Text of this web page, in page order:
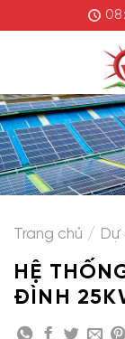
đến
Trang chủ / Dự
HỆ
ĐÌNH